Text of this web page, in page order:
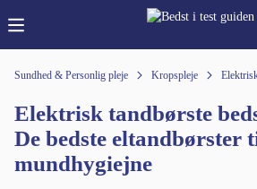
Sundhed & Personlig pleje Kropspleje
Elektrisk tandbørste
De bedste eltandbørster
mundhygiejne